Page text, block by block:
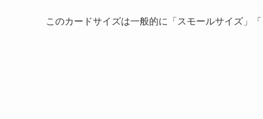
このカードサイズは一般的に「スモールサイズ」